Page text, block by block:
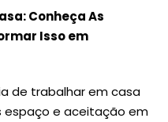
Conheça As
Isso em
de trabalhar em casa
espaço e aceitação em